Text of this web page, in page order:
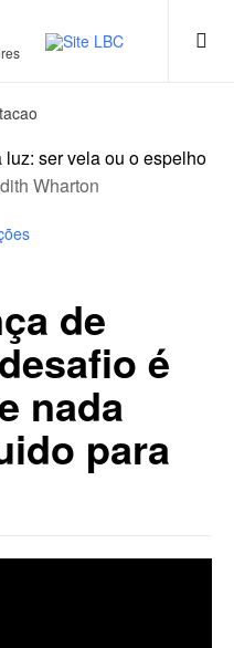
ser vela ou o espelho
Wharton
de
é
nada
para